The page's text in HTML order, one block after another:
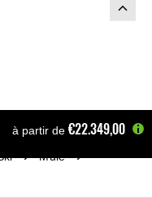
à partir de €22.349,00
Mule